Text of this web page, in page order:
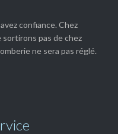
confiance. Chez
sortirons pas de chez
ne sera pas réglé.